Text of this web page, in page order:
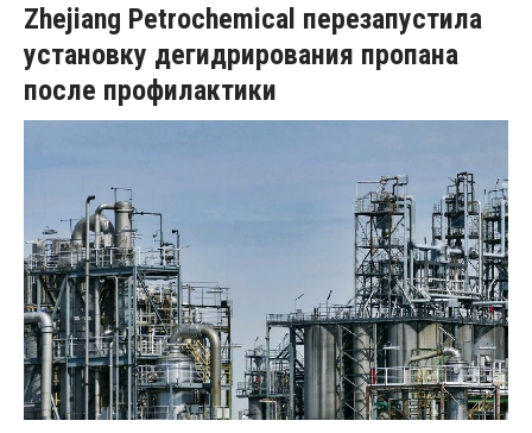
Zhejiang Petrochemical перезапустила
установку дегидрирования пропана
после профилактики